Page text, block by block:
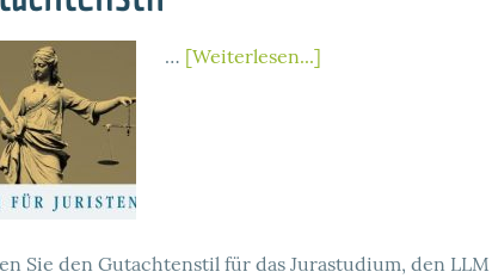
… [Weiterlesen...]
Sie den Gutachtenstil für das Jurastudium, den